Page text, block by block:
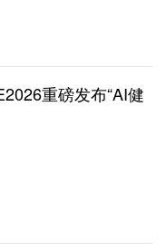
重磅发布“AI健